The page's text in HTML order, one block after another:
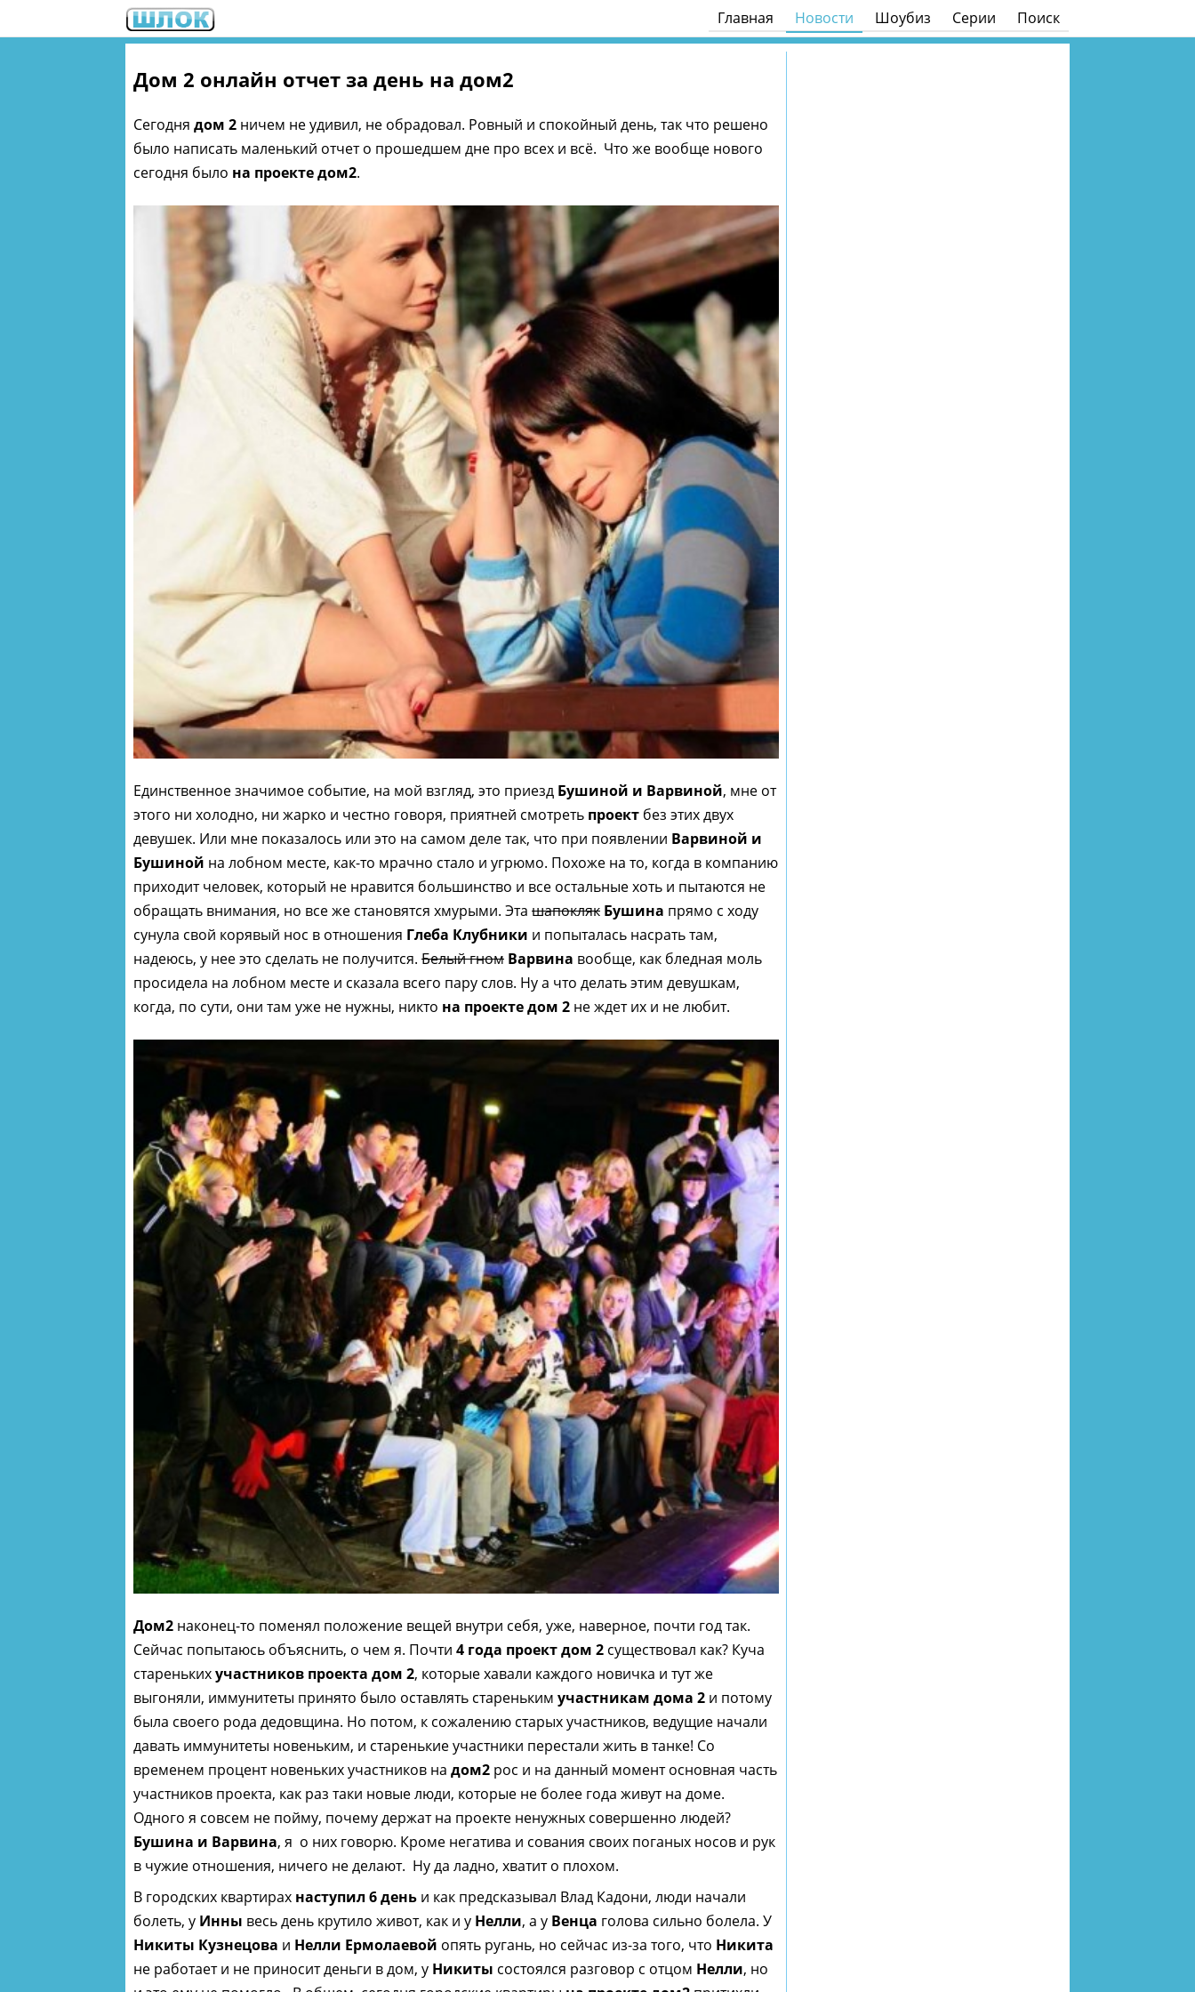
Главная Новости Шоубиз Серии Поиск
Дом 2 онлайн отчет за день на дом2
Сегодня дом 2 ничем не удивил, не обрадовал. Ровный и спокойный день, так что решено
было написать маленький отчет о прошедшем дне про всех и всё. Что же вообще нового
сегодня было на проекте дом2.
Единственное значимое событие, на мой взгляд, это приезд Бушиной и Варвиной, мне от
этого ни холодно, ни жарко и честно говоря, приятней смотреть проект без этих двух
девушек. Или мне показалось или это на самом деле так, что при появлении Варвиной и
Бушиной на лобном месте, как-то мрачно стало и угрюмо. Похоже на то, когда в компанию
приходит человек, который не нравится большинство и все остальные хоть и пытаются не
обращать внимания, но все же становятся хмурыми. Эта шапокляк Бушина прямо с ходу
сунула свой корявый нос в отношения Глеба Клубники и попыталась насрать там,
надеюсь, у нее это сделать не получится. Белый гном Варвина вообще, как бледная моль
просидела на лобном месте и сказала всего пару слов. Ну а что делать этим девушкам,
когда, по сути, они там уже не нужны, никто на проекте дом 2 не ждет их и не любит.
Дом2 наконец-то поменял положение вещей внутри себя, уже, наверное, почти год так.
Сейчас попытаюсь объяснить, о чем я. Почти 4 года проект дом 2 существовал как? Куча
старенькихучастников проекта дом 2, которые хавали каждого новичка и тут же
выгоняли, иммунитеты принято было оставлять стареньким участникам дома 2 и потому
была своего рода дедовщина. Но потом, к сожалению старых участников, ведущие начали
давать иммунитеты новеньким, и старенькие участники перестали жить в танке! Со
временем процент новеньких участников на дом2 рос и на данный момент основная часть
участников проекта, как раз таки новые люди, которые не более года живут на доме.
Одного я совсем не пойму, почему держат на проекте ненужных совершенно людей?
Бушина и Варвина, я о них говорю. Кроме негатива и сования своих поганых носов и рук
в чужие отношения, ничего не делают. Ну да ладно, хватит о плохом.
В городских квартирах наступил 6 день и как предсказывал Влад Кадони, люди начали
болеть, у Инны весь день крутило живот, как и у Нелли, а у Венца голова сильно болела. У
Никиты Кузнецова и Нелли Ермолаевой опять ругань, но сейчас из-за того, что Никита
не работает и не приносит деньги в дом, у Никиты состоялся разговор с отцом Нелли, но